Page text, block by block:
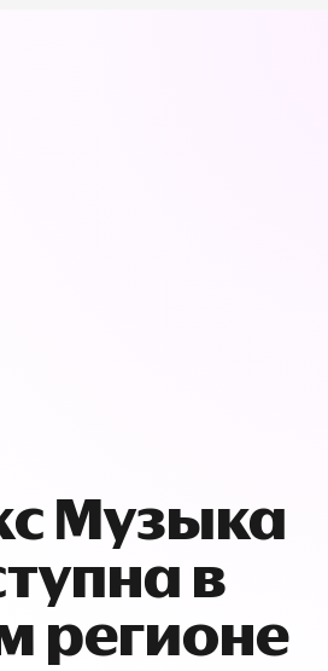
Музыка
в
регионе